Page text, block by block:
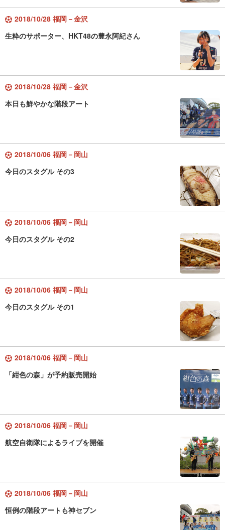
2018/10/28 福岡－金沢
生粋のサポーター、HKT48の豊永阿紀さん
2018/10/28 福岡－金沢
本日も鮮やかな階段アート
2018/10/06 福岡－岡山
今日のスタグル その3
2018/10/06 福岡－岡山
今日のスタグル その2
2018/10/06 福岡－岡山
今日のスタグル その1
2018/10/06 福岡－岡山
「紺色の森」が予約販売開始
2018/10/06 福岡－岡山
航空自衛隊によるライブを開催
2018/10/06 福岡－岡山
恒例の階段アートも神セブン